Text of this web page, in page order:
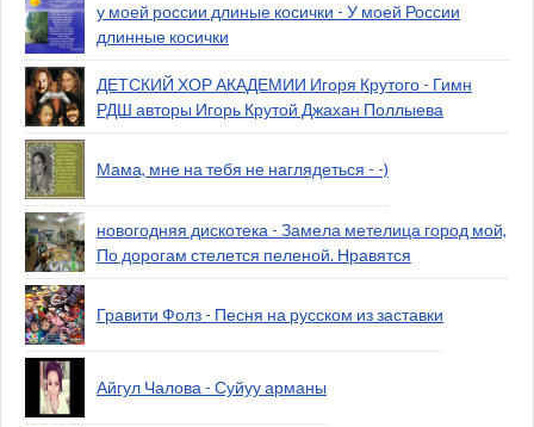
у моей россии длиные косички - У моей России
длинные косички
ДЕТСКИЙ ХОР АКАДЕМИИ Игоря Крутого - Гимн
РДШ авторы Игорь Крутой Джахан Поллыева
Мама, мне на тебя не наглядеться - -)
новогодняя дискотека - Замела метелица город мой,
По дорогам стелется пеленой. Нравятся
Гравити Фолз - Песня на русском из заставки
Айгул Чалова - Суйуу арманы